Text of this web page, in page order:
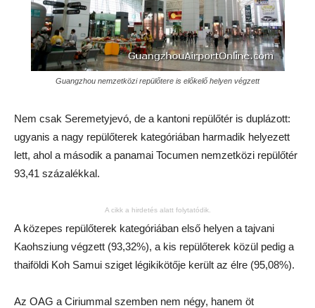
Guangzhou nemzetközi repülőtere is előkelő helyen végzett
Nem csak Seremetyjevó, de a kantoni repülőtér is duplázott:
ugyanis a nagy repülőterek kategóriában harmadik helyezett
lett, ahol a második a panamai Tocumen nemzetközi repülőtér
93,41 százalékkal.
A cikk a hirdetés alatt folytatódik.
A közepes repülőterek kategóriában első helyen a tajvani
Kaohsziung végzett (93,32%), a kis repülőterek közül pedig a
thaiföldi Koh Samui sziget légikikötője került az élre (95,08%).
Az OAG a Ciriummal szemben nem négy, hanem öt